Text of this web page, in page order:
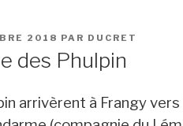
2018 PAR DUCRET
des Phulpin
arrivèrent à Frangy